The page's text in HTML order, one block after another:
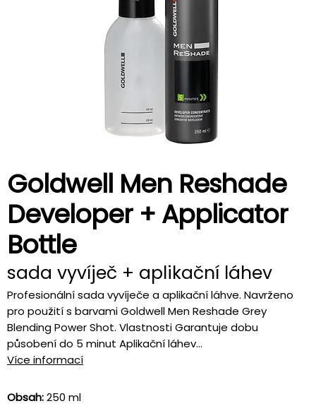
Goldwell Men Reshade
Developer + Applicator
Bottle
sada vyvíječ + aplikační láhev
Profesionální sada vyvíječe a aplikační láhve. Navrženo
pro použití s barvami Goldwell Men Reshade Grey
Blending Power Shot. Vlastnosti Garantuje dobu
působení do 5 minut Aplikační láhev...
Více informací
Obsah:250 ml